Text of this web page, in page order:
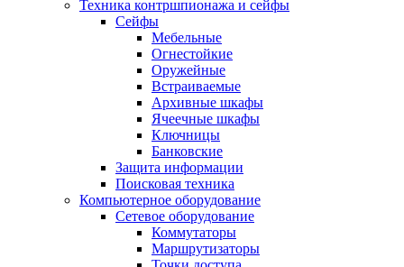
Техника контршпионажа и сейфы
Сейфы
Мебельные
Огнестойкие
Оружейные
Встраиваемые
Архивные шкафы
Ячеечные шкафы
Ключницы
Банковские
Защита информации
Поисковая техника
Компьютерное оборудование
Сетевое оборудование
Коммутаторы
Маршрутизаторы